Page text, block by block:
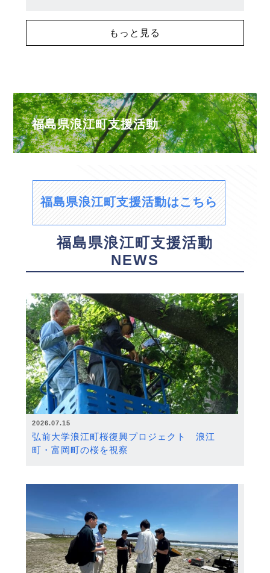
もっと見る
福島県浪江町支援活動
福島県浪江町支援活動はこちら
福島県浪江町支援活動
NEWS
2026.07.15
弘前大学浪江町桜復興プロジェクト 浪江
町・富岡町の桜を視察